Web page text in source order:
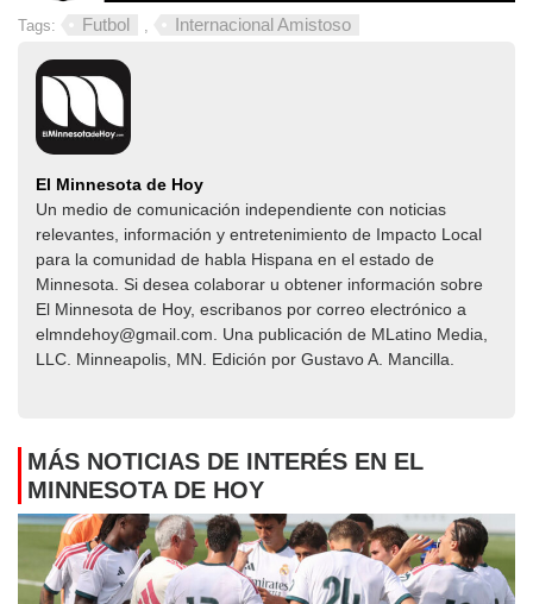
Tags: Futbol Internacional Amistoso
El Minnesota de Hoy
Un medio de comunicación independiente con noticias
relevantes, información y entretenimiento de Impacto Local​​
para la comunidad de habla Hispana en el estado de
Minnesota. Si desea colaborar u obtener información sobre
El Minnesota de Hoy, escribanos por correo electrónico a
elmndehoy@gmail.com. Una publicación de MLatino Media,
LLC. Minneapolis, MN. Edición por Gustavo A. Mancilla.
MÁS NOTICIAS DE INTERÉS EN EL
MINNESOTA DE HOY